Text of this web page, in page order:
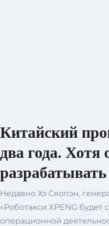
Китайский
два года. Хотя
Недавно Хэ Сяопэн,
«Роботакси XPENG
операционной